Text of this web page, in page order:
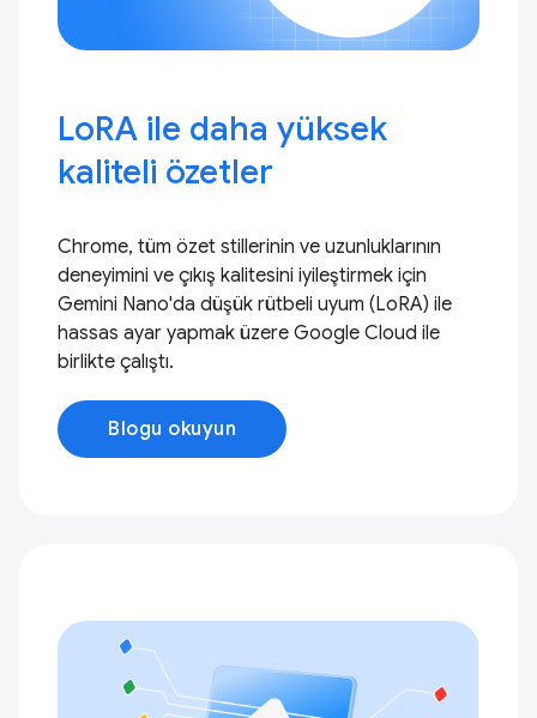
LoRA ile daha yüksek
kaliteli özetler
Chrome, tüm özet stillerinin ve uzunluklarının
deneyimini ve çıkış kalitesini iyileştirmek için
Gemini Nano'da düşük rütbeli uyum (LoRA) ile
hassas ayar yapmak üzere Google Cloud ile
birlikte çalıştı.
Blogu okuyun